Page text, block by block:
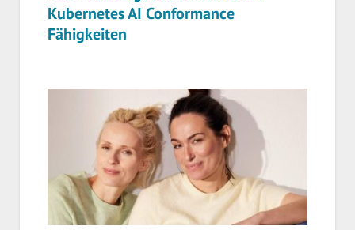
Kubernetes AI Conformance
Fähigkeiten